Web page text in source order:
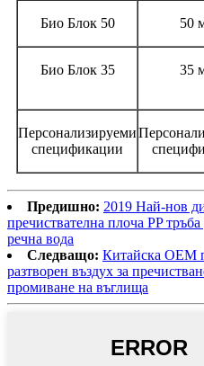
Био Блок 50 50
Био Блок 35 35
Персонализируеми
спецификации
Предишно: 2019 Най-нов
пречиствателна плоча PP
речна вода
Следващо: Китайска OEM
разтворен въздух за
промиване на въглища